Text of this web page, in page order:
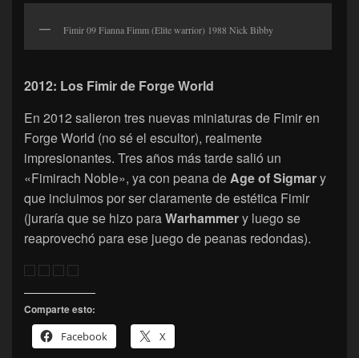
Fimir 09 Fianna Fimm (Elite warrior) 1988 Nick Bibby
2012: Los Fimir de Forge World
En 2012 salieron tres nuevas miniaturas de Fimir en
Forge World (no sé el escultor), realmente
impresionantes. Tres años más tarde salió un
«Fimirach Noble», ya con peana de Age of Sigmary
que incluimos por ser claramente de estética Fimir
(juraría que se hizo paraWarhammery luego se
reaprovechó para ese juego de peanas redondas).
Comparte esto:
Facebook
X